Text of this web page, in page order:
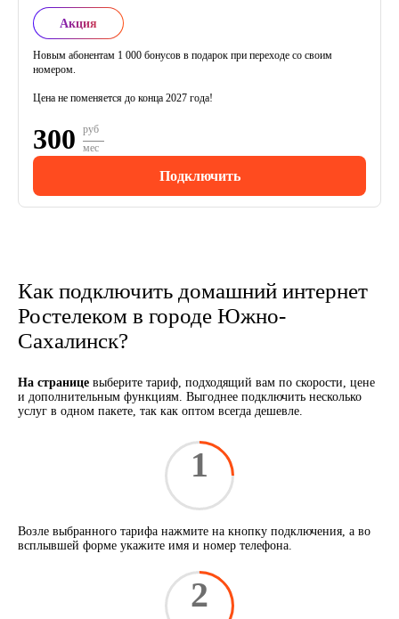
Акция
Новым абонентам 1 000 бонусов в подарок при переходе со своим
номером.
Цена не поменяется до конца 2027 года!
300
руб
мес
Подключить
Как подключить домашний интернет
Ростелеком в городе Южно-
Сахалинск?
На странице выберите тариф, подходящий вам по скорости, цене
и дополнительным функциям. Выгоднее подключить несколько
услуг в одном пакете, так как оптом всегда дешевле.
1
Возле выбранного тарифа нажмите на кнопку подключения, а во
всплывшей форме укажите имя и номер телефона.
2